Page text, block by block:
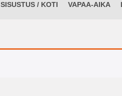
SISUSTUS / KOTI VAPAA-AIKA